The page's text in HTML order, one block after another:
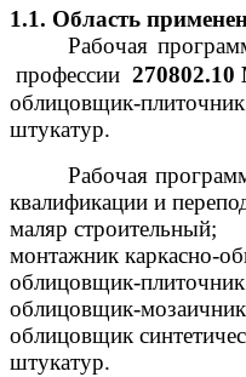
1.1. Область
Рабочая
профессии 270802.10
облицовщик-
штукатур.
Рабочая
квалификации и
маляр строительный;
монтажник каркасно-
облицовщик-
облицовщик-
облицовщик
штукатур.